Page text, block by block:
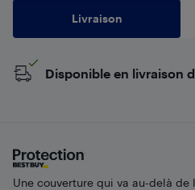
Livraison
Disponible en livraison
Une couverture qui va au-delà